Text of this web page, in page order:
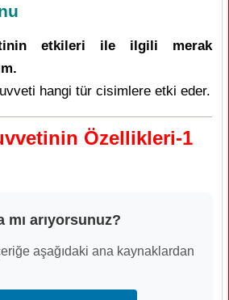
etkileri ile ilgili merak
hangi tür cisimlere etki eder.
Özellikleri-1
mı arıyorsunuz?
aşağıdaki ana kaynaklardan